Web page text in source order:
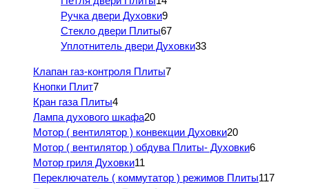
Ручка двери Духовки9
Стекло двери Плиты67
Уплотнитель двери Духовки33
Клапан газ-контроля Плиты7
Кнопки Плит7
Кран газа Плиты4
Лампа духового шкафа20
Мотор ( вентилятор ) конвекции Духовки20
Мотор ( вентилятор ) обдува Плиты- Духовки6
Мотор гриля Духовки11
Переключатель ( коммутатор ) режимов Плиты117